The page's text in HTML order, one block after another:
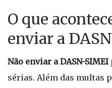
O que
enviar a
Não enviar a DASN-SIMEI
sérias. Além das multas